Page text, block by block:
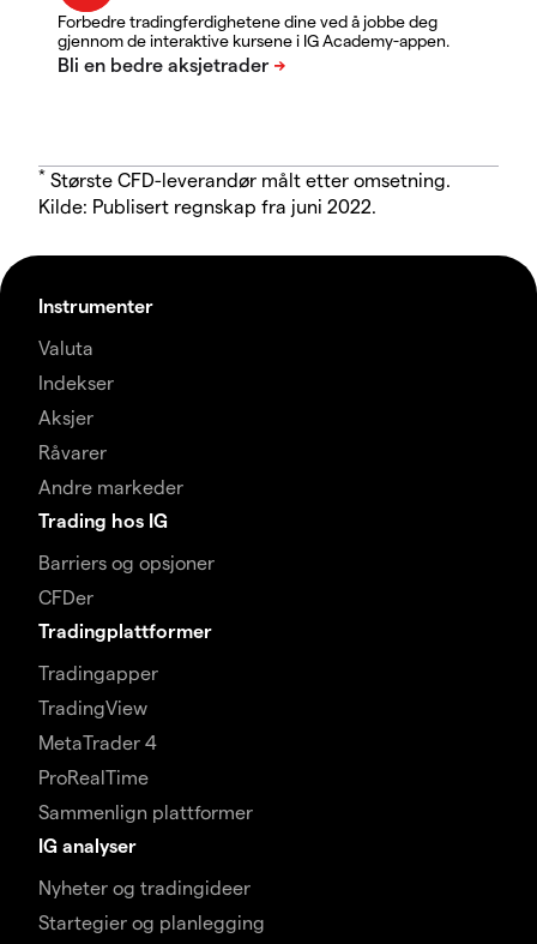
Forbedre tradingferdighetene dine ved å jobbe deg
gjennom de interaktive kursene i IG Academy-appen.
* Største CFD-leverandør målt etter omsetning.
Kilde: Publisert regnskap fra juni 2022.
Instrumenter
Valuta
Indekser
Aksjer
Råvarer
Andre markeder
Trading hos IG
Barriers og opsjoner
CFDer
Tradingplattformer
Tradingapper
TradingView
MetaTrader 4
ProRealTime
Sammenlign plattformer
IG analyser
Nyheter og tradingideer
Startegier og planlegging